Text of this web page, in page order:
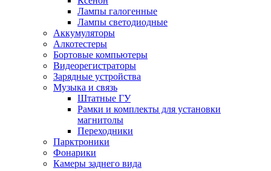
Лампы галогенные
Лампы светодиодные
Аккумуляторы
Алкотестеры
Бортовые компьютеры
Видеорегистраторы
Зарядные устройства
Музыка и связь
Штатные ГУ
Рамки и комплекты для установки
магнитолы
Переходники
Парктроники
Фонарики
Камеры заднего вида